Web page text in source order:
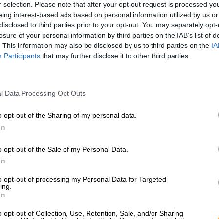
selection. Please note that after your opt-out request is processed
interest-based ads based on personal information utilized by us
to third parties prior to your opt-out. You may separately
of your personal information by third parties on the IAB’s list of
This information may also be disclosed by us to third parties on the
Participants that may further disclose it to other third parties.
Data Processing Opt Outs
opt-out of the Sharing of my personal data.
opt-out of the Sale of my Personal Data.
opt-out of processing my Personal Data for Targeted
opt-out of Collection, Use, Retention, Sale, and/or Sharing
* I prezzi sono comprensivi di IVA. PiùNavigazionepiù
Descrizione Informazioni Recensioni (2)
Il birrificio svedese Poppels ha ampliato la sua
prodotta con materie prime puramente biologiche. La
grandi note di luppolo e non è affatto amara. La
birra ha vinto una medaglia d'oro nel rinomato
La New England IPA biologica di Poppels Bryggeri è
porzione di avena. La birra chiara ha una gradazione
La NEIPA svedese si presenta in un vetro dorato
corona di schiuma bianca a pori fini. La succosa
nota fresca di agrumi si mescola con il pompelmo
sottotono maltato e un carico di luppolo speziato. Una